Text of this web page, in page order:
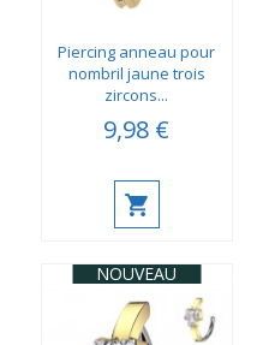
Piercing anneau pour
nombril jaune trois
zircons...
9,98 €
NOUVEAU